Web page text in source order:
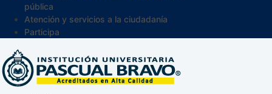
pública
Atención y servicios a la ciudadanía
Participa